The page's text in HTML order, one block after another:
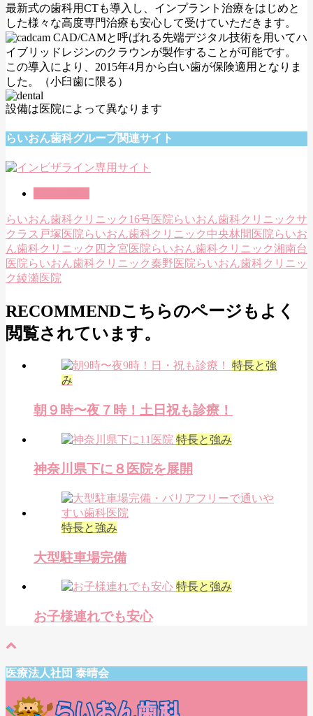
最新式の歯科用CTも導入し、インプラント治療をはじめと
した様々な高度専門治療も安心して受けていただきます。
CAD/CAMと呼ばれる先端デジタル技術を用いてハ
イブリッドレジンのクラウンが製作することが可能です。
この導入により、2015年4月から白い歯が保険適用となりま
した。（小臼歯に限る）
設備は医院によって異なります
らいおん歯科グループ関連サイト
らいおん歯科クリニック16号医院 らいおん歯科クリニックサ
クラス戸塚医院 らいおん歯科クリニック中央林間医院 らいお
ん歯科クリニック四之宮医院 らいおん歯科クリニック湘南台
医院 らいおん歯科クリニック秦野医院 らいおん歯科クリニッ
ク綾瀬医院
RECOMMENDこちらのページもよく
閲覧されています。
特長と強
み
朝９時〜夜７時！土日祝も診療！
特長と強み
神奈川県下に８医院を展開
特長と強み
大型駐車場完備
特長と強み
お子様連れでも安心
医療法人社団 泰晴会